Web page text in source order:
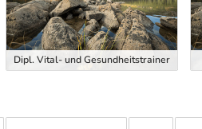
Dipl. Vital- und Gesundheitstrainer